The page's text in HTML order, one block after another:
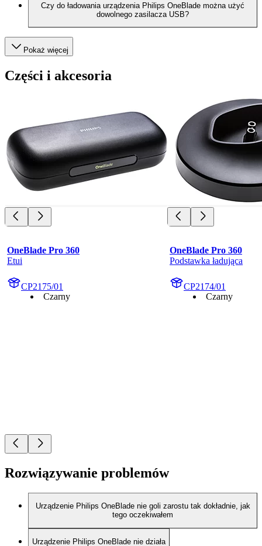
Czy do ładowania urządzenia Philips OneBlade można użyć
dowolnego zasilacza USB?
Pokaż więcej
Części i akcesoria
OneBlade Pro 360
Etui
CP2175/01
Czarny
OneBlade Pro 360
Podstawka ładująca
CP2174/01
Czarny
Rozwiązywanie problemów
Urządzenie Philips OneBlade nie goli zarostu tak dokładnie, jak
tego oczekiwałem
Urządzenie Philips OneBlade nie działa